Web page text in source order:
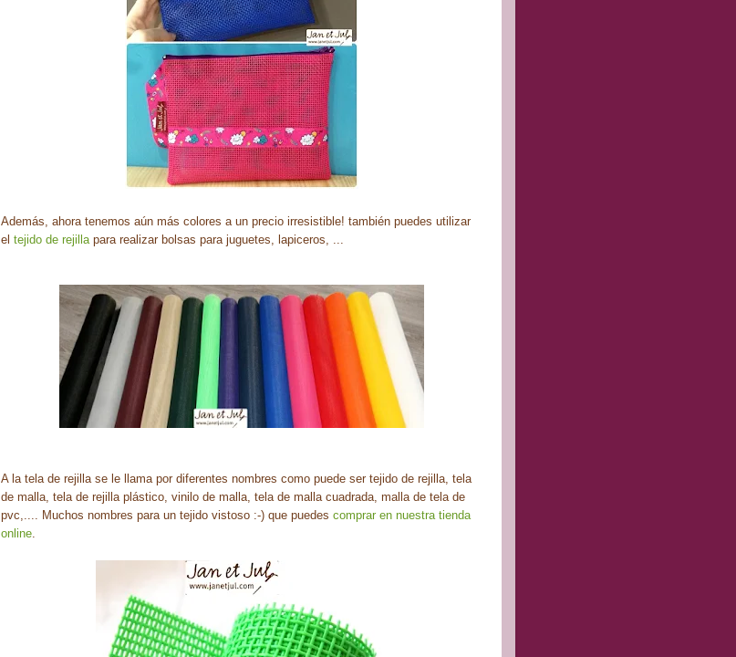
Además, ahora tenemos aún más colores a un precio irresistible! también puedes utilizar
el tejido de rejilla para realizar bolsas para juguetes, lapiceros, ...
A la tela de rejilla se le llama por diferentes nombres como puede ser tejido de rejilla, tela
de malla, tela de rejilla plástico, vinilo de malla, tela de malla cuadrada, malla de tela de
pvc,.... Muchos nombres para un tejido vistoso :-) que puedes comprar en nuestra tienda
online